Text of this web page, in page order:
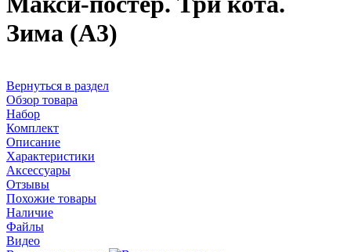
Зима (А3)
Вернуться в раздел
Обзор товара
Набор
Комплект
Описание
Характеристики
Аксессуары
Отзывы
Похожие товары
Наличие
Файлы
Видео